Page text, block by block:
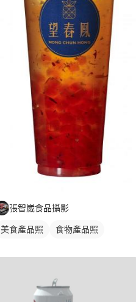
張智崴食品攝影
美食產品照 食物產品照